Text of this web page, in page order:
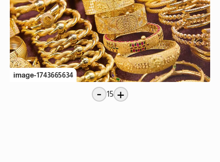
image-1743665634
+
15
-